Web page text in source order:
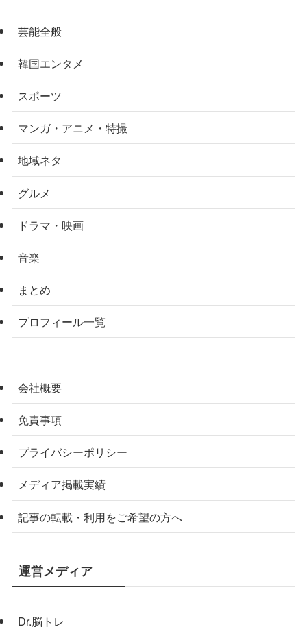
芸能全般
韓国エンタメ
スポーツ
マンガ・アニメ・特撮
地域ネタ
グルメ
ドラマ・映画
音楽
まとめ
プロフィール一覧
会社概要
免責事項
プライバシーポリシー
メディア掲載実績
記事の転載・利用をご希望の方へ
運営メディア
Dr.脳トレ